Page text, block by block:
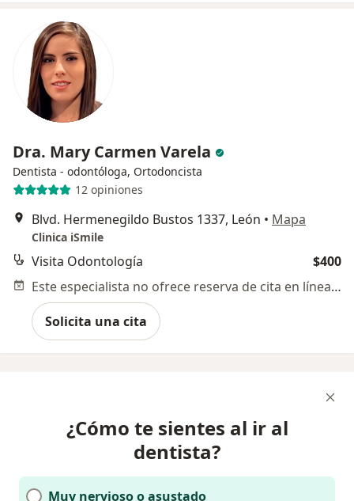
Dra. Mary Carmen Varela
Dentista - odontóloga, Ortodoncista
12 opiniones
Blvd. Hermenegildo Bustos 1337, León • Mapa
Clinica iSmile
Visita Odontología
$400
Este especialista no ofrece reserva de cita en línea en esta dirección.
Solicita una cita
¿Cómo te sientes al ir al
dentista?
Muy nervioso o asustado